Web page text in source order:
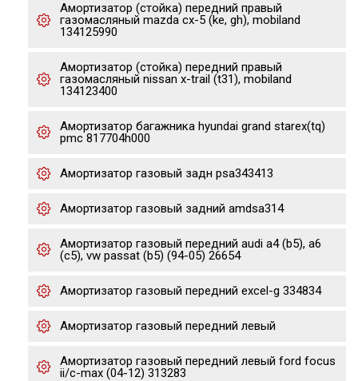
Амортизатор (стойка) передний правый
газомасляный mazda cx-5 (ke, gh), mobiland
134125990
Амортизатор (стойка) передний правый
газомасляный nissan x-trail (t31), mobiland
134123400
Амортизатор багажника hyundai grand starex(tq)
pmc 817704h000
Амортизатор газовый задн psa343413
Амортизатор газовый задний amdsa314
Амортизатор газовый передний audi a4 (b5), a6
(c5), vw passat (b5) (94-05) 26654
Амортизатор газовый передний excel-g 334834
Амортизатор газовый передний левый
Амортизатор газовый передний левый ford focus
ii/c-max (04-12) 313283